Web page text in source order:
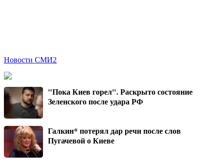
Новости СМИ2
"Пока Киев горел". Раскрыто состояние
Зеленского после удара РФ
Галкин* потерял дар речи после слов
Пугачевой о Киеве